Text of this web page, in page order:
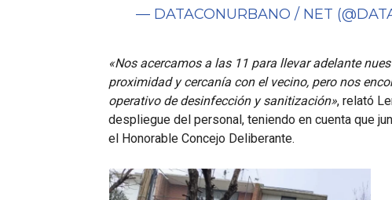
— DATACONURBANO / NET
«Nos acercamos a las 11 para llevar adelante
proximidad y cercanía con el vecino, pero nos
operativo de desinfección y sanitización», relató
despliegue del personal, teniendo en cuenta que
el Honorable Concejo Deliberante.